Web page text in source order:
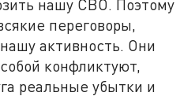
нашу СВО. Поэтому
переговоры,
активность. Они
конфликтуют,
реальные убытки и